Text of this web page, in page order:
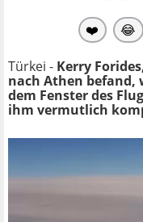
❤️ 😂
Türkei - Kerry
nach Athen befand,
dem Fenster des
ihm vermutlich